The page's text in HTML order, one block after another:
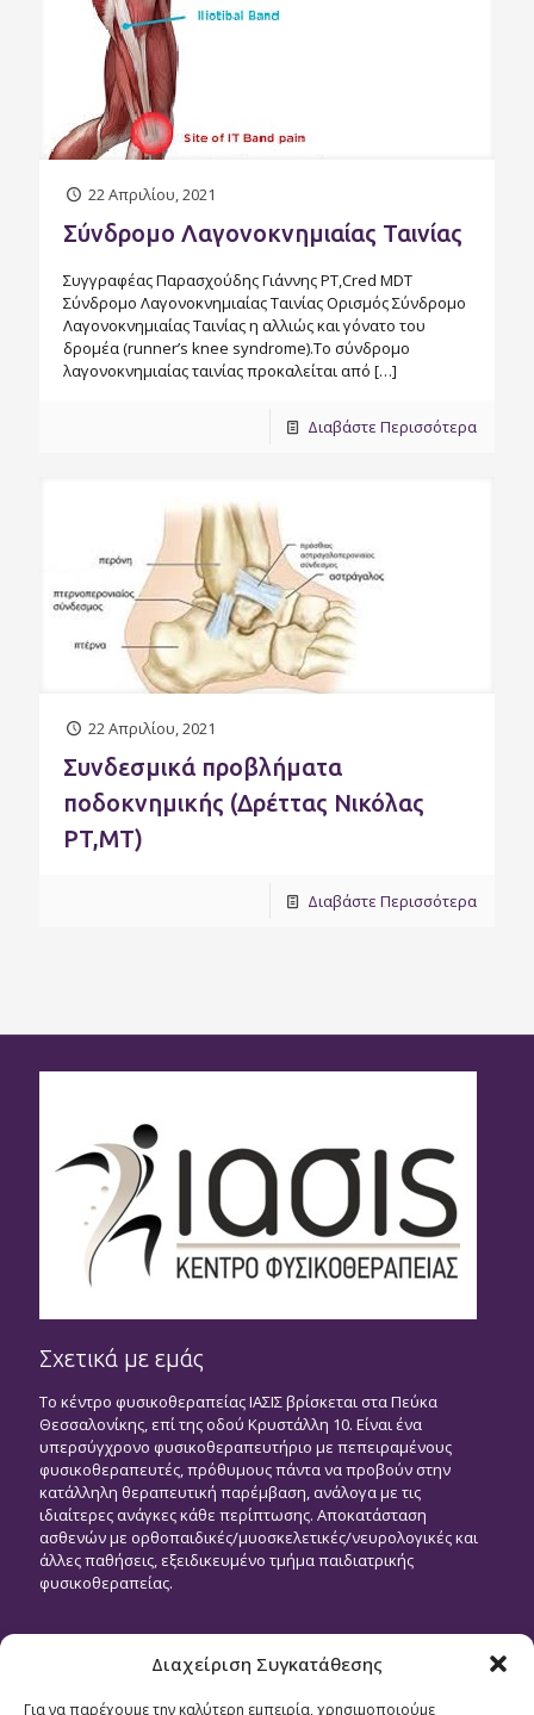
Διαχείριση Συγκατάθεσης
Για να παρέχουμε την καλύτερη εμπειρία, χρησιμοποιούμε
22 Απριλίου, 2021
Σύνδρομο Λαγονοκνημιαίας Ταινίας
Συγγραφέας Παρασχούδης Γιάννης PT,Cred MDT
Σύνδρομο Λαγονοκνημιαίας Ταινίας Ορισμός Σύνδρομο
Λαγονοκνημιαίας Ταινίας η αλλιώς και γόνατο του
δρομέα (runner’s knee syndrome).Το σύνδρομο
λαγονοκνημιαίας ταινίας προκαλείται από […]
Διαβάστε Περισσότερα
22 Απριλίου, 2021
Συνδεσμικά προβλήματα
ποδοκνημικής (Δρέττας Νικόλας
PT,MT)
Διαβάστε Περισσότερα
Σχετικά με εμάς
Το κέντρο φυσικοθεραπείας ΙΑΣΙΣ βρίσκεται στα Πεύκα
Θεσσαλονίκης, επί της οδού Κρυστάλλη 10. Είναι ένα
υπερσύγχρονο φυσικοθεραπευτήριο με πεπειραμένους
φυσικοθεραπευτές, πρόθυμους πάντα να προβούν στην
κατάλληλη θεραπευτική παρέμβαση, ανάλογα με τις
ιδιαίτερες ανάγκες κάθε περίπτωσης. Αποκατάσταση
ασθενών με ορθοπαιδικές/μυοσκελετικές/νευρολογικές και
άλλες παθήσεις, εξειδικευμένο τμήμα παιδιατρικής
φυσικοθεραπείας.
ΠΟΛΙΤΙΚΗ ΑΠΟΡΡΗΤΟΥ